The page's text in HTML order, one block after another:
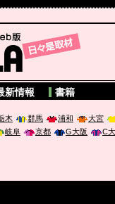
新情報 書籍
木 群馬 浦和
大宮
岐阜 京都 G大阪
C